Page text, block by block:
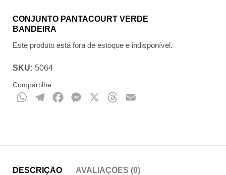
CONJUNTO PANTACOURT VERDE
BANDEIRA
Este produto está fora de estoque e indisponível.
SKU: 5064
Compartilhe:
WhatsAppTelegramFacebookMessenger Threads
DESCRIÇÃO AVALIAÇÕES (0)